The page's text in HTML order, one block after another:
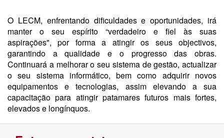
O LECM, enfrentando dificuldades e oportunidades, irá
manter o seu espírito “verdadeiro e fiel às suas
aspirações", por forma a atingir os seus objectivos,
garantindo a qualidade e o progresso das obras.
Continuará a melhorar o seu sistema de gestão, actualizar
o seu sistema informático, bem como adquirir novos
equipamentos e tecnologias, assim elevando a sua
capacitação para atingir patamares futuros mais fortes,
elevados e longínquos.